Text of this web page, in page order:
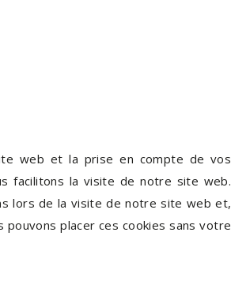
web et la prise en compte de vos
facilitons la visite de notre site web.
lors de la visite de notre site web et,
placer ces cookies sans votre